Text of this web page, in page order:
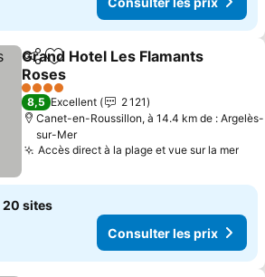
PartagerAjouter à mes favoris
Grand Hotel Les Flamants
Roses
4 Étoiles
8,5 Excellent
2 121
Canet-en-Roussillon, à 14.4 km de : Argelès-
sur-Mer
Accès direct à la plage et vue sur la mer
20 sites
Consulter les prix